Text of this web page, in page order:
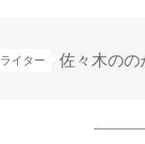
ライター 佐々木のの